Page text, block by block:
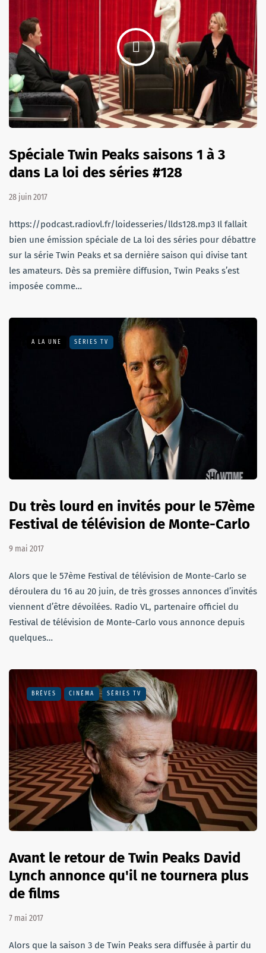
Spéciale Twin Peaks saisons 1 à 3
dans La loi des séries #128
28 juin 2017
https://podcast.radiovl.fr/loidesseries/llds128.mp3 Il fallait
bien une émission spéciale de La loi des séries pour débattre
sur la série Twin Peaks et sa dernière saison qui divise tant
les amateurs. Dès sa première diffusion, Twin Peaks s’est
imposée comme…
A LA UNE SÉRIES TV
Du très lourd en invités pour le 57ème
Festival de télévision de Monte-Carlo
9 mai 2017
Alors que le 57ème Festival de télévision de Monte-Carlo se
déroulera du 16 au 20 juin, de très grosses annonces d’invités
viennent d’être dévoilées. Radio VL, partenaire officiel du
Festival de télévision de Monte-Carlo vous annonce depuis
quelques…
BRÈVES CINÉMA SÉRIES TV
Avant le retour de Twin Peaks David
Lynch annonce qu'il ne tournera plus
de films
7 mai 2017
Alors que la saison 3 de Twin Peaks sera diffusée à partir du